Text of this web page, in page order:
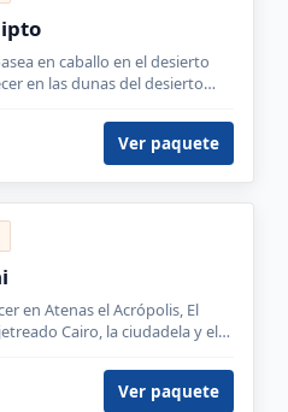
en caballo en el desierto
en las dunas del desierto
Ver paquete
en Atenas el Acrópolis, El
Cairo, la ciudadela y el
Ver paquete